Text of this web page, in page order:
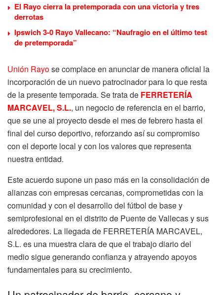
El Rayo cierra la pretemporada con una victoria y tres
derrotas
Ipswich 3-0 Rayo Vallecano: “Naufragio en el último test
de pretemporada”
Unión Rayose complace en anunciar de manera oficial la
incorporación de un nuevo patrocinador para lo que resta
de la presente temporada. Se trata de FERRETERÍA
MARCAVEL, S.L., un negocio de referencia en el barrio,
que se une al proyecto desde el mes de febrero hasta el
final del curso deportivo, reforzando así su compromiso
con el deporte local y con los valores que representa
nuestra entidad.
Este acuerdo supone un paso más en la consolidación de
alianzas con empresas cercanas, comprometidas con la
comunidad y con el desarrollo del fútbol de base y
semiprofesional en el distrito de Puente de Vallecas y sus
alrededores. La llegada de FERRETERÍA MARCAVEL,
S.L. es una muestra clara de que el trabajo diario del
medio sigue generando confianza y atrayendo apoyos
fundamentales para su crecimiento.